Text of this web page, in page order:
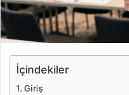
g
ö
n
İçindekiler
Giriş